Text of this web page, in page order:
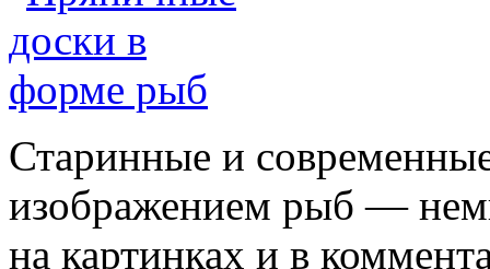
Старинные и
изображением рыб —
на картинках и в